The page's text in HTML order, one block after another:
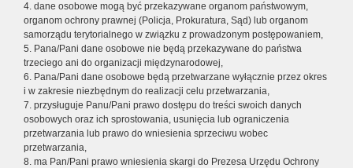
4. dane osobowe mogą być przekazywane organom państwowym,
organom ochrony prawnej (Policja, Prokuratura, Sąd) lub organom
samorządu terytorialnego w związku z prowadzonym postępowaniem,
5. Pana/Pani dane osobowe nie będą przekazywane do państwa
trzeciego ani do organizacji międzynarodowej,
6. Pana/Pani dane osobowe będą przetwarzane wyłącznie przez okres
i w zakresie niezbędnym do realizacji celu przetwarzania,
7. przysługuje Panu/Pani prawo dostępu do treści swoich danych
osobowych oraz ich sprostowania, usunięcia lub ograniczenia
przetwarzania lub prawo do wniesienia sprzeciwu wobec
przetwarzania,
8. ma Pan/Pani prawo wniesienia skargi do Prezesa Urzędu Ochrony